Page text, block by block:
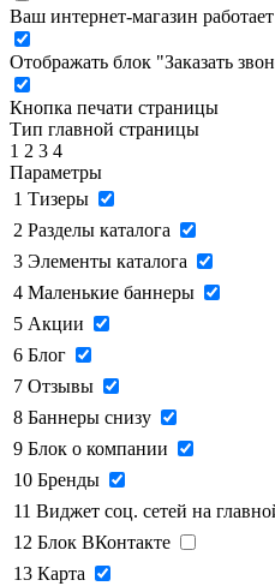
Ваш интернет-магазин
Отображать блок "Заказать
Кнопка печати страницы
Тип главной страницы
1 2 3 4
Параметры
1 Тизеры
2 Разделы каталога
3 Элементы каталога
4 Маленькие баннеры
5 Акции
6 Блог
7 Отзывы
8 Баннеры снизу
9 Блок о компании
10 Бренды
11 Виджет соц. сетей на
12 Блок ВКонтакте
13 Карта